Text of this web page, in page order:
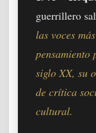
guerrillero
las voces
siglo XX, su
de crítica
cultural.